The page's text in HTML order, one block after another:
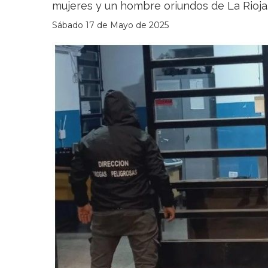
mujeres y un hombre oriundos de La
Sábado 17 de Mayo de 2025